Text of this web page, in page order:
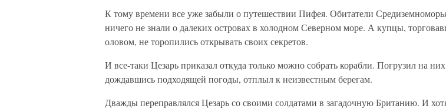
К тому времени все уже забыли о путешествии Пифея. Обитатели
ничего не знали о далеких островах в холодном Северном море. А купцы,
оловом, не торопились открывать своих секретов.
И все-таки Цезарь приказал откуда только можно собрать корабли. Погрузил на
дождавшись подходящей погоды, отплыл к неизвестным берегам.
Дважды переправлялся Цезарь со своими солдатами в загадочную Британию. И